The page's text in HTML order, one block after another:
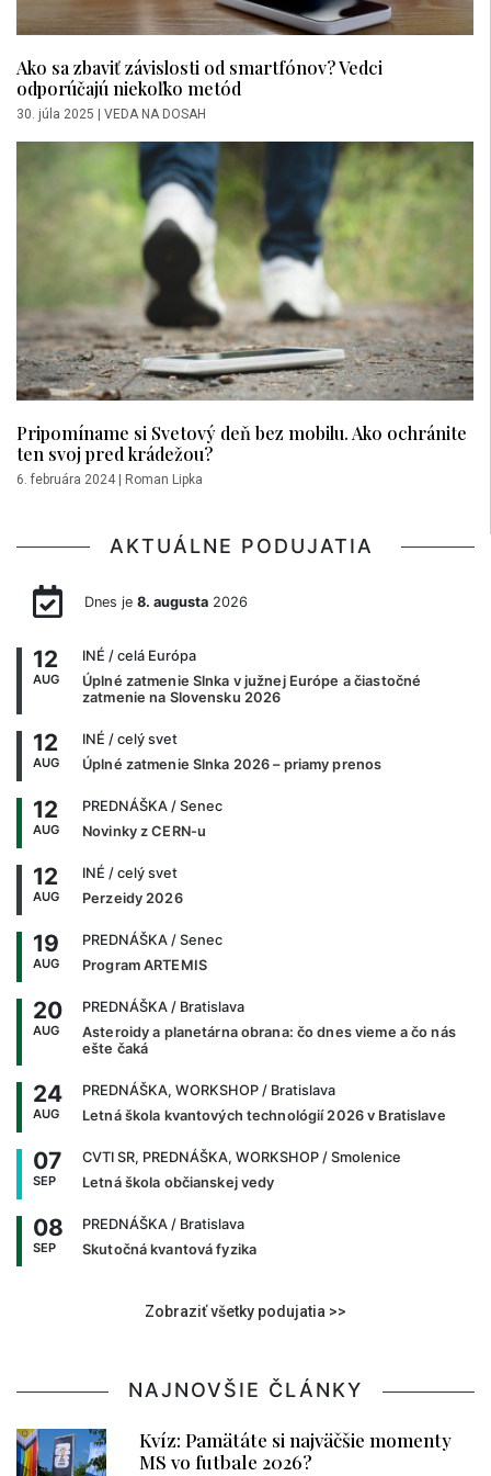
Ako sa zbaviť závislosti od smartfónov? Vedci
odporúčajú niekoľko metód
30. júla 2025 | VEDA NA DOSAH
Pripomíname si Svetový deň bez mobilu. Ako ochránite
ten svoj pred krádežou?
6. februára 2024 | Roman Lipka
AKTUÁLNE PODUJATIA
Dnes je 8. augusta2026
12
AUG
INÉ / celá Európa
Úplné zatmenie Slnka v južnej Európe a čiastočné
zatmenie na Slovensku 2026
12
AUG
INÉ / celý svet
Úplné zatmenie Slnka 2026 – priamy prenos
12
AUG
PREDNÁŠKA / Senec
Novinky z CERN-u
12
AUG
INÉ / celý svet
Perzeidy 2026
19
AUG
PREDNÁŠKA / Senec
Program ARTEMIS
20
AUG
PREDNÁŠKA / Bratislava
Asteroidy a planetárna obrana: čo dnes vieme a čo nás
ešte čaká
24
AUG
PREDNÁŠKA, WORKSHOP / Bratislava
Letná škola kvantových technológií 2026 v Bratislave
07
SEP
CVTI SR, PREDNÁŠKA, WORKSHOP / Smolenice
Letná škola občianskej vedy
08
SEP
PREDNÁŠKA / Bratislava
Skutočná kvantová fyzika
Zobraziť všetky podujatia >>
NAJNOVŠIE ČLÁNKY
Kvíz: Pamätáte si najväčšie momenty
MS vo futbale 2026?